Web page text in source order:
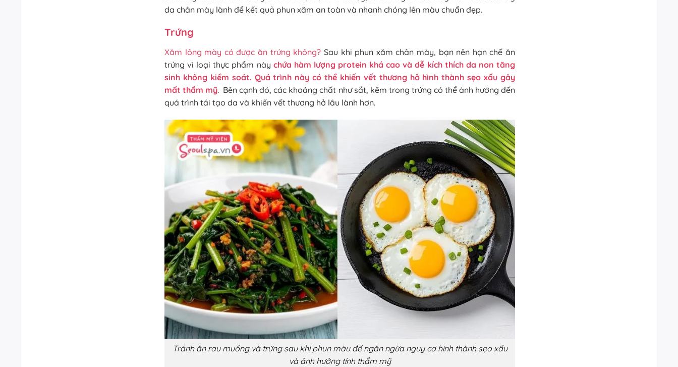
da chân mày lành để kết quả phun xăm an toàn và nhanh chóng lên màu chuẩn đẹp.
Trứng
Xăm lông mày có được ăn trứng không? Sau khi phun xăm chân mày, bạn nên hạn chế ăn
trứng vì loại thực phẩm này chứa hàm lượng protein khá cao và dễ kích thích da non tăng
sinh không kiểm soát. Quá trình này có thể khiến vết thương hở hình thành sẹo xấu gây
mất thẩm mỹ. Bên cạnh đó, các khoáng chất như sắt, kẽm trong trứng có thể ảnh hưởng đến
quá trình tái tạo da và khiến vết thương hở lâu lành hơn.
Tránh ăn rau muống và trứng sau khi phun màu để ngăn ngừa nguy cơ hình thành sẹo xấu
và ảnh hưởng tính thẩm mỹ